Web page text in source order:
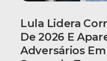
Lula Lidera
De 2026 E
Adversários